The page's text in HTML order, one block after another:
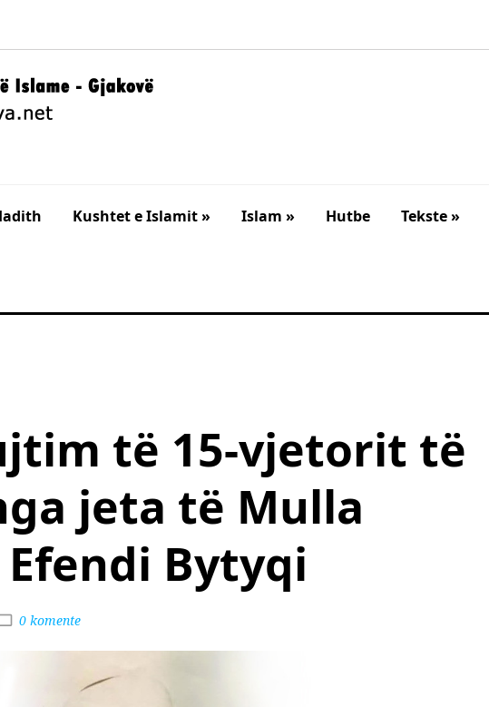
Kushtet e Islamit » Islam » Hutbe Tekste »
të 15-vjetorit të
jeta të Mulla
Bytyqi
0 komente